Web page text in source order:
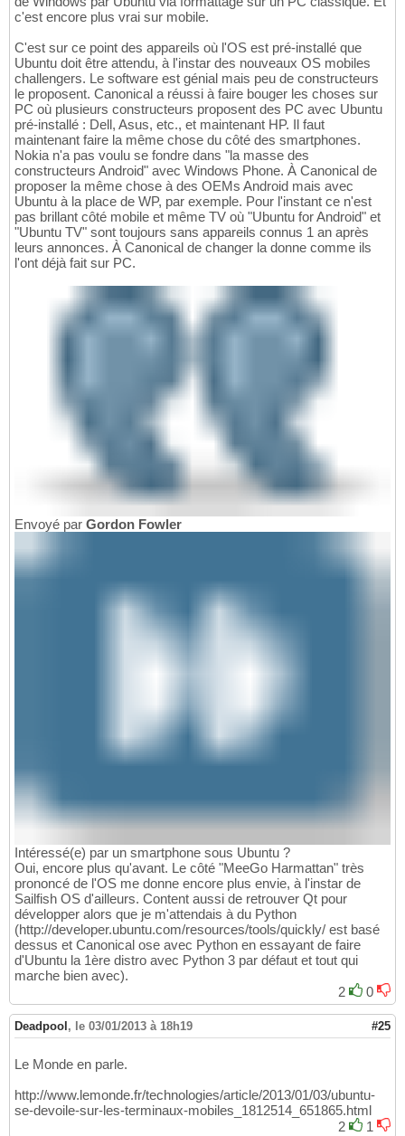
c'est encore plus vrai sur mobile.
C'est sur ce point des appareils où l'OS est pré-installé que
Ubuntu doit être attendu, à l'instar des nouveaux OS mobiles
challengers. Le software est génial mais peu de constructeurs
le proposent. Canonical a réussi à faire bouger les choses sur
PC où plusieurs constructeurs proposent des PC avec Ubuntu
pré-installé : Dell, Asus, etc., et maintenant HP. Il faut
maintenant faire la même chose du côté des smartphones.
Nokia n'a pas voulu se fondre dans "la masse des
constructeurs Android" avec Windows Phone. À Canonical de
proposer la même chose à des OEMs Android mais avec
Ubuntu à la place de WP, par exemple. Pour l'instant ce n'est
pas brillant côté mobile et même TV où "Ubuntu for Android" et
"Ubuntu TV" sont toujours sans appareils connus 1 an après
leurs annonces. À Canonical de changer la donne comme ils
l'ont déjà fait sur PC.
Envoyé par Gordon Fowler
Intéressé(e) par un smartphone sous Ubuntu ?
Oui, encore plus qu'avant. Le côté "MeeGo Harmattan" très
prononcé de l'OS me donne encore plus envie, à l'instar de
Sailfish OS d'ailleurs. Content aussi de retrouver Qt pour
développer alors que je m'attendais à du Python
(http://developer.ubuntu.com/resources/tools/quickly/ est basé
dessus et Canonical ose avec Python en essayant de faire
d'Ubuntu la 1ère distro avec Python 3 par défaut et tout qui
marche bien avec).
2
0
Deadpool , le 03/01/2013 à 18h19 #25
Le Monde en parle.
http://www.lemonde.fr/technologies/article/2013/01/03/ubuntu-
se-devoile-sur-les-terminaux-mobiles_1812514_651865.html
2
1